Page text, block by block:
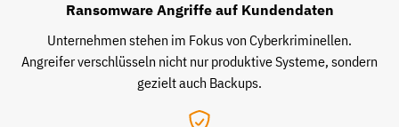
Ransomware Angriffe auf Kundendaten
Unternehmen stehen im Fokus von Cyberkriminellen.
Angreifer verschlüsseln nicht nur produktive Systeme, sondern
gezielt auch Backups.